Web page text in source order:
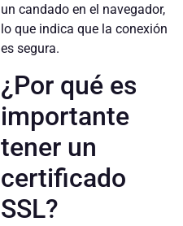
un candado en el navegador,
lo que indica que la conexión
es segura.
¿Por qué es
importante
tener un
certificado
SSL?